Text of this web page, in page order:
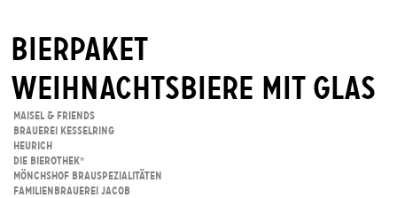
Bierpaket
weihnachtsbiere mit glas
Maisel & Friends
Brauerei Kesselring
Heurich
Die Bierothek®
Mönchshof BrauSpezialitäten
Familienbrauerei Jacob